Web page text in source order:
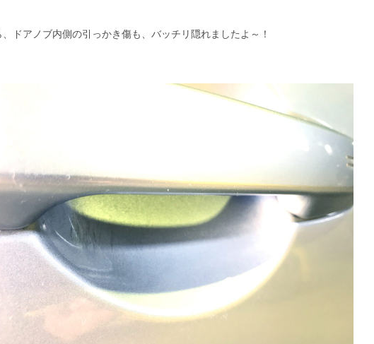
、ドアノブ内側の引っかき傷も、バッチリ隠れましたよ～！